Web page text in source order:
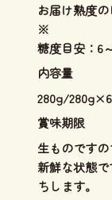
お届け熟度
※
糖度目安：6
内容量
280g/
賞味期限
生ものですの
新鮮な状態
ちします。